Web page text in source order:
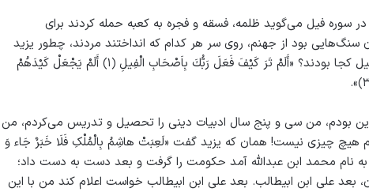
سوره فیل می‌گوید ظلمه، فسقه و فجره به کعبه حمله کردند برای
سنگ‌هایی بود از جهنم، روی سر هر کدام که انداختند مردند، چطور یزید
که به کعبه حمله کرد این پرندگان، این ابابیل کجا بودند؟ «أَلَمْ تَرَ كَيْفَ فَعَلَ رَبُّكَ بِاَصْحَابِ الْفِيلِ ﴿۱﴾ أَلَمْ يَجْعَلْ كَيْدَهُمْ
بودم، من سی و پنج سال ادبیات دینی را تحصیل و تدریس می‌‌کردم، من
هیچ چیزی نیست! همان که یزید گفت «لَعِبَتْ هاشِمُ بِالْمُلْکِ فَلَا خَبَرٌ جَاء وَ
به نام محمد ابن عبدالله آمد حکومت را گرفت و بعد دست به دست داد؛
بعد علی ابن ابیطالب. بعد علی ابن ابیطالب خواست اعلام کند من با این